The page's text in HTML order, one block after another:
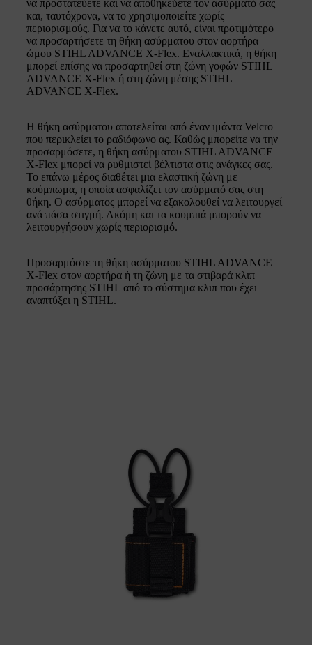
να προστατεύετε και να αποθηκεύετε τον ασύρματό σας
και, ταυτόχρονα, να το χρησιμοποιείτε χωρίς
περιορισμούς. Για να το κάνετε αυτό, είναι προτιμότερο
να προσαρτήσετε τη θήκη ασύρματου στον αορτήρα
ώμου STIHL ADVANCE X-Flex. Εναλλακτικά, η θήκη
μπορεί επίσης να προσαρτηθεί στη ζώνη γοφών STIHL
ADVANCE X-Flex ή στη ζώνη μέσης STIHL
ADVANCE X-Flex.
Η θήκη ασύρματου αποτελείται από έναν ιμάντα Velcro
που περικλείει το ραδιόφωνο ας. Καθώς μπορείτε να την
προσαρμόσετε, η θήκη ασύρματου STIHL ADVANCE
X-Flex μπορεί να ρυθμιστεί βέλτιστα στις ανάγκες σας.
Το επάνω μέρος διαθέτει μια ελαστική ζώνη με
κούμπωμα, η οποία ασφαλίζει τον ασύρματό σας στη
θήκη. Ο ασύρματος μπορεί να εξακολουθεί να λειτουργεί
ανά πάσα στιγμή. Ακόμη και τα κουμπιά μπορούν να
λειτουργήσουν χωρίς περιορισμό.
Προσαρμόστε τη θήκη ασύρματου STIHL ADVANCE
X-Flex στον αορτήρα ή τη ζώνη με τα στιβαρά κλιπ
προσάρτησης STIHL από το σύστημα κλιπ που έχει
αναπτύξει η STIHL.